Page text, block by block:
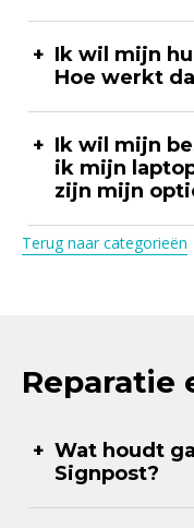
Ik wil mijn
Hoe werkt
Ik wil mijn
ik mijn
zijn mijn
Terug naar categorieën
Reparatie
Wat houdt
Signpost?